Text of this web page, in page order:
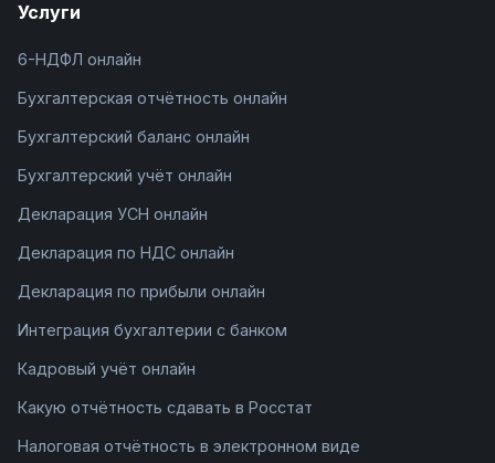
Услуги
6-НДФЛ онлайн
Бухгалтерская отчётность онлайн
Бухгалтерский баланс онлайн
Бухгалтерский учёт онлайн
Декларация УСН онлайн
Декларация по НДС онлайн
Декларация по прибыли онлайн
Интеграция бухгалтерии с банком
Кадровый учёт онлайн
Какую отчётность сдавать в Росстат
Налоговая отчётность в электронном виде